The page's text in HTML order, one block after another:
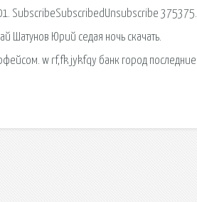
SubscribeSubscribedUnsubscribe 375375.
Шатунов Юрий седая ночь скачать.
w rf,fk jykfqy банк город последние